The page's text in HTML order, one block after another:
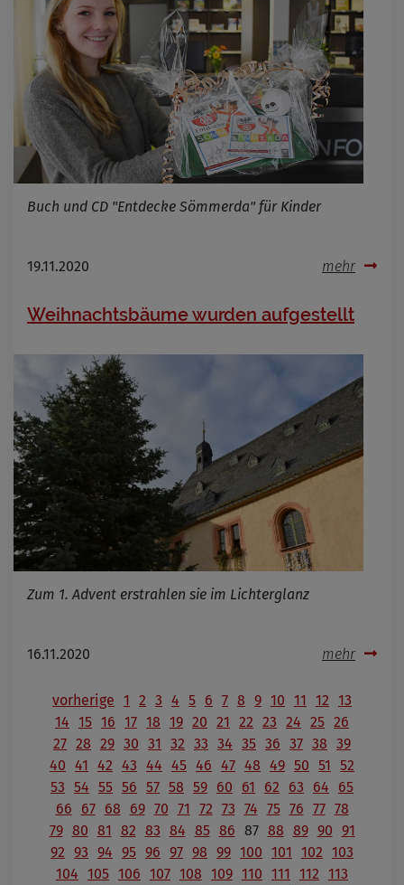
Buch und CD "Entdecke Sömmerda" für Kinder
19.11.2020 mehr
Weihnachtsbäume wurden aufgestellt
Zum 1. Advent erstrahlen sie im Lichterglanz
16.11.2020 mehr
vorherige 1 2 3 4 5 6 7 8 9 10 11 12 13
14 15 16 17 18 19 20 21 22 23 24 25 26
27 28 29 30 31 32 33 34 35 36 37 38 39
40 41 42 43 44 45 46 47 48 49 50 51
52
53 54 55 56 57 58 59 60 61 62 63 64
65
66
67 68 69 70 71 72 73 74 75 76 77 78
79 80 81 82 83 84 85 86 87 88 89 90 91
92 93 94 95 96 97 98 99 100 101 102 103
104 105 106 107 108 109 110 111 112 113